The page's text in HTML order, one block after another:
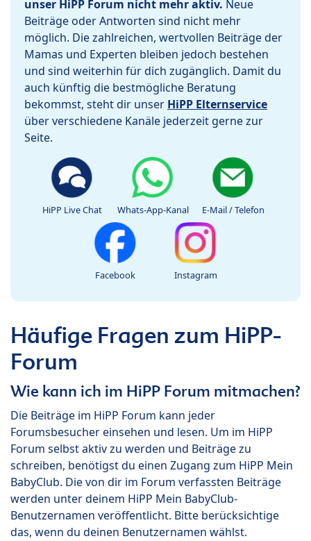
unser HiPP Forum nicht mehr aktiv. Neue
Beiträge oder Antworten sind nicht mehr
möglich. Die zahlreichen, wertvollen Beiträge der
Mamas und Experten bleiben jedoch bestehen
und sind weiterhin für dich zugänglich. Damit du
auch künftig die bestmögliche Beratung
bekommst, steht dir unser HiPP Elternservice
über verschiedene Kanäle jederzeit gerne zur
Seite.
HiPP Live Chat Whats-App-Kanal E-Mail / Telefon
Facebook Instagram
Häufige Fragen zum HiPP-
Forum
Wie kann ich im HiPP Forum mitmachen?
Die Beiträge im HiPP Forum kann jeder
Forumsbesucher einsehen und lesen. Um im HiPP
Forum selbst aktiv zu werden und Beiträge zu
schreiben, benötigst du einen Zugang zum HiPP Mein
BabyClub. Die von dir im Forum verfassten Beiträge
werden unter deinem HiPP Mein BabyClub-
Benutzernamen veröffentlicht. Bitte berücksichtige
das, wenn du deinen Benutzernamen wählst.